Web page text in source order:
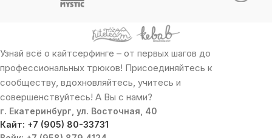
Узнай всё о кайтсерфинге – от первых шагов до
профессиональных трюков! Присоединяйтесь к
сообществу, вдохновляйтесь, учитесь и
совершенствуйтесь! А Вы с нами?
г. Екатеринбург, ул. Восточная, 40
Кайт: +7 (905) 80-33731
Вейк: +7 (958) 879 4124